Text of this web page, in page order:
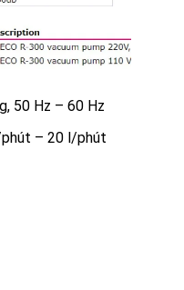
50 Hz – 60 Hz
– 20 l/phút